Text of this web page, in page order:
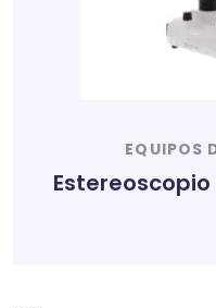
EQUIPOS
Estereoscopio